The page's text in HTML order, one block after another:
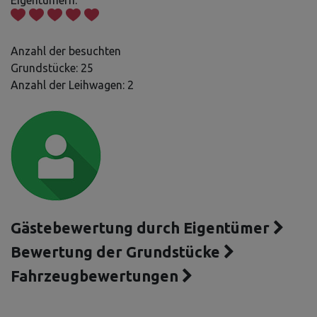
Anzahl der besuchten
Grundstücke: 25
Anzahl der Leihwagen: 2
Gästebewertung durch Eigentümer
Bewertung der Grundstücke
Fahrzeugbewertungen